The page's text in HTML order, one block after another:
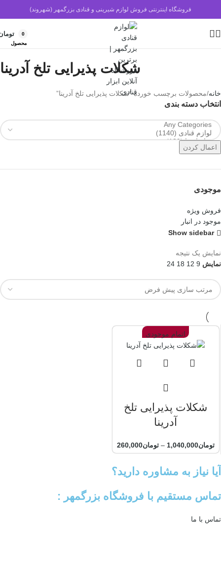
فروشگاه اینترنتی فروش لوازم شیرینی و قنادی بزرگمهر (شهروند)
0
محصول
شکلات پذیرایی تلخ آدرینا
خانه محصولات برچسب خورده “شکلات پذیرایی تلخ آدرینا”
انتخاب دسته بندی
اعمال کردن
موجودی
فروش ویژه
موجود در انبار
Show sidebar
نمایش یک نتیجه
نمایش 9
12
18
24
اتمام موجودی
شکلات پذیرایی تلخ
آدرینا
تومان1,040,000
– تومان260,000
آیا نیاز به مشاوره دارید؟
تماس مستقیم با فروشگاه بزرگمهر :
تماس با ما